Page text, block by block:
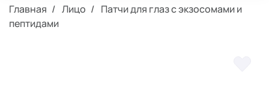
Главная Лицо
Патчи для глаз с экзосомами и
пептидами